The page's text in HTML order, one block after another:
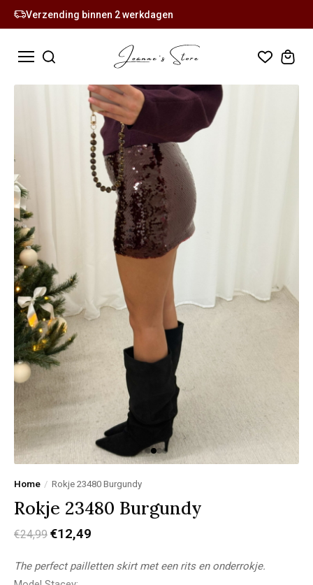
Verzending binnen 2 werkdagen
Home / Rokje 23480 Burgundy
Rokje 23480 Burgundy
€24,99 €12,49
The perfect pailletten skirt met een rits en onderrokje.